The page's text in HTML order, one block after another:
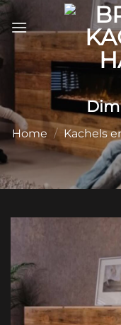
Ga
naar
inhoud
Home / Kachels